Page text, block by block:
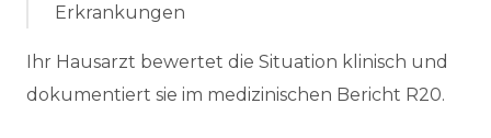
Erkrankungen
Ihr Hausarzt bewertet die Situation klinisch und
dokumentiert sie im medizinischen Bericht R20.